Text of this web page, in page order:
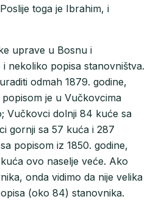
toga je Ibrahim, i
uprave u Bosnu i
nekoliko popisa stanovništva.
odmah 1879. godine,
je u Vučkovcima
Vučkovci dolnji 84 kuće sa
gornji sa 57 kuća i 287
popisom iz 1850. godine,
ovo naselje veće. Ako
onda vidimo da nije velika
(oko 84) stanovnika.